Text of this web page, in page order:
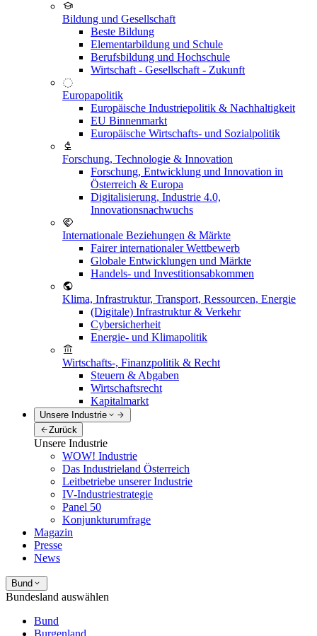
Bildung und Gesellschaft
Beste Bildung
Elementarbildung und Schule
Berufsbildung und Hochschule
Wirtschaft - Gesellschaft - Zukunft
Europapolitik
Europäische Industriepolitik & Nachhaltigkeit
EU Binnenmarkt
Europäische Wirtschafts- und Sozialpolitik
Forschung, Technologie & Innovation
Forschung, Entwicklung und Innovation in
Österreich & Europa
Digitalisierung, Industrie 4.0,
Innovationsnachwuchs
Internationale Beziehungen & Märkte
Fairer internationaler Wettbewerb
Globale Entwicklungen und Märkte
Handels- und Investitionsabkommen
Klima, Infrastruktur, Transport, Ressourcen, Energie
(Digitale) Infrastruktur & Verkehr
Cybersicherheit
Energie- und Klimapolitik
Wirtschafts-, Finanzpolitik & Recht
Steuern & Abgaben
Wirtschaftsrecht
Kapitalmarkt
Unsere Industrie
Zurück
Unsere Industrie
WOW! Industrie
Das Industrieland Österreich
Leitbetriebe unserer Industrie
IV-Industriestrategie
Panel 50
Konjunkturumfrage
Magazin
Presse
News
Bund
Bundesland auswählen
Bund
Burgenland